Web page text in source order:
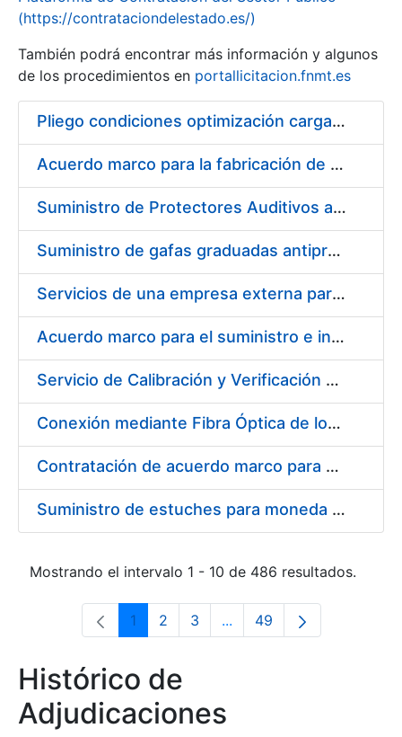
(https://contrataciondelestado.es/)
También podrá encontrar más información y algunos
de los procedimientos en portallicitacion.fnmt.es
Pliego condiciones optimización cargas compras firmado
Acuerdo marco para la fabricación de piezas
Suministro de Protectores Auditivos a medida para las personas trabajadoras de los Centros de Trabajo de Madrid y Burgos
Suministro de gafas graduadas antiproyecciones para los trabajadores de la FNMT-RCM en los centros de trabajo de Madrid y Burgos
Servicios de una empresa externa para el asesoramiento y resolución de los recursos de alzada que se presentan relacionados con procesos de selección para la FNMT-RCM
Acuerdo marco para el suministro e instalación de persianas, estores y otros complementos
Servicio de Calibración y Verificación Externa de los Equipos de Medición del Servicio de Prevención de la FNMT-RCM
Conexión mediante Fibra Óptica de los Centros de Proceso de Datos (CPDs) de las sedes de la FNMT-RCM de Burgos y Madrid
Contratación de acuerdo marco para el Suministro de Material de Electricidad para la Fábrica Nacional de Moneda y Timbre-Real Casa de la Moneda en su centro de trabajo de Burgos
Suministro de estuches para moneda de 30 €
Mostrando el intervalo 1 - 10 de 486 resultados.
Página
1 Página
2 Página
3 ...Páginas intermedias Use
Página
49
Histórico de
Adjudicaciones